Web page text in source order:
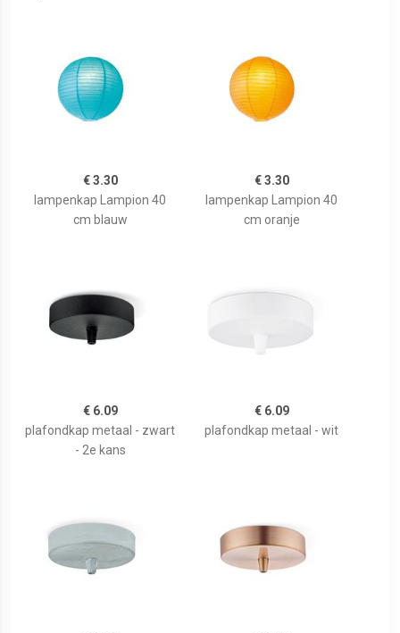
€ 3.30
lampenkap Lampion 40
cm blauw
€ 3.30
lampenkap Lampion 40
cm oranje
€ 6.09
plafondkap metaal - zwart
- 2e kans
€ 6.09
plafondkap metaal - wit